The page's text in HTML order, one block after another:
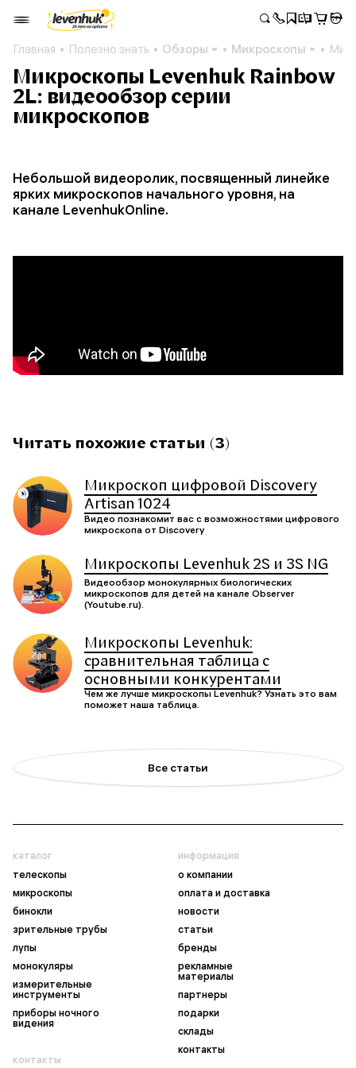
Главная Полезно знать Обзоры Микроскопы
Микроскопы Levenhuk Rainbow
2L: видеообзор серии
микроскопов
Небольшой видеоролик, посвященный линейке
ярких микроскопов начального уровня, на
канале LevenhukOnline.
Читать похожие статьи (3)
Микроскоп цифровой Discovery
Artisan 1024
Видео познакомит вас с возможностями цифрового
микроскопа от Discoverу
Микроскопы Levenhuk 2S и 3S NG
Видеообзор монокулярных биологических
микроскопов для детей на канале Observer
(Youtube.ru).
Микроскопы Levenhuk:
сравнительная таблица с
основными конкурентами
Чем же лучше микроскопы Levenhuk? Узнать это вам
поможет наша таблица.
Все статьи
каталог
телескопы
микроскопы
бинокли
зрительные трубы
лупы
монокуляры
измерительные
инструменты
приборы ночного
видения
информация
о компании
оплата и доставка
новости
статьи
бренды
рекламные
материалы
партнеры
подарки
склады
контакты
контакты